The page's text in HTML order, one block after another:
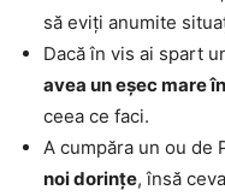
să eviți anumite
Dacă în vis ai spart
avea un eșec mare
ceea ce faci.
A cumpăra un ou de
noi dorințe, însă